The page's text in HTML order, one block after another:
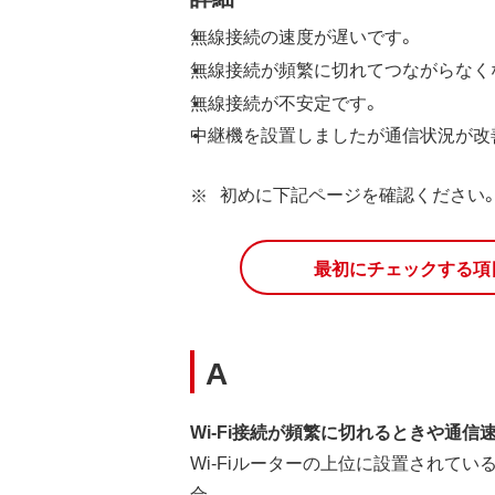
無線接続の速度が遅いです。
無線接続が頻繁に切れてつながらなく
無線接続が不安定です。
中継機を設置しましたが通信状況が改
初めに下記ページを確認ください
最初にチェックする
A
Wi-Fi接続が頻繁に切れるときや通信
Wi-Fiルーターの上位に設置されてい